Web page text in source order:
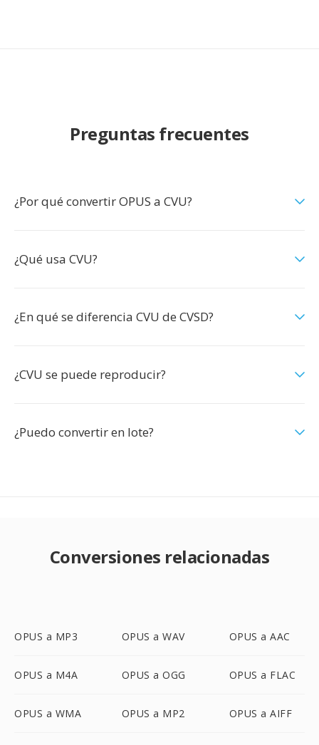
Preguntas frecuentes
¿Por qué convertir OPUS a CVU?
¿Qué usa CVU?
¿En qué se diferencia CVU de CVSD?
¿CVU se puede reproducir?
¿Puedo convertir en lote?
Conversiones relacionadas
OPUS a MP3 OPUS a WAV OPUS a AAC
OPUS a M4A OPUS a OGG OPUS a FLAC
OPUS a WMA OPUS a MP2 OPUS a AIFF